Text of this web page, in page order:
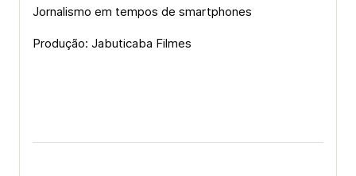
Jornalismo em tempos de smartphones
Produção: Jabuticaba Filmes